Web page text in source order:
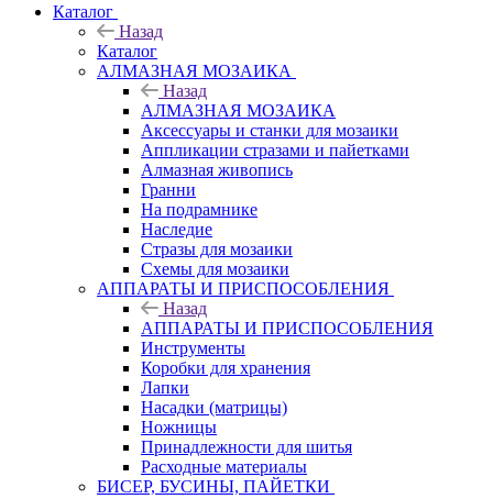
Каталог
Назад
Каталог
АЛМАЗНАЯ МОЗАИКА
Назад
АЛМАЗНАЯ МОЗАИКА
Аксессуары и станки для мозаики
Аппликации стразами и пайетками
Алмазная живопись
Гранни
На подрамнике
Наследие
Стразы для мозаики
Схемы для мозаики
АППАРАТЫ И ПРИСПОСОБЛЕНИЯ
Назад
АППАРАТЫ И ПРИСПОСОБЛЕНИЯ
Инструменты
Коробки для хранения
Лапки
Насадки (матрицы)
Ножницы
Принадлежности для шитья
Расходные материалы
БИСЕР, БУСИНЫ, ПАЙЕТКИ